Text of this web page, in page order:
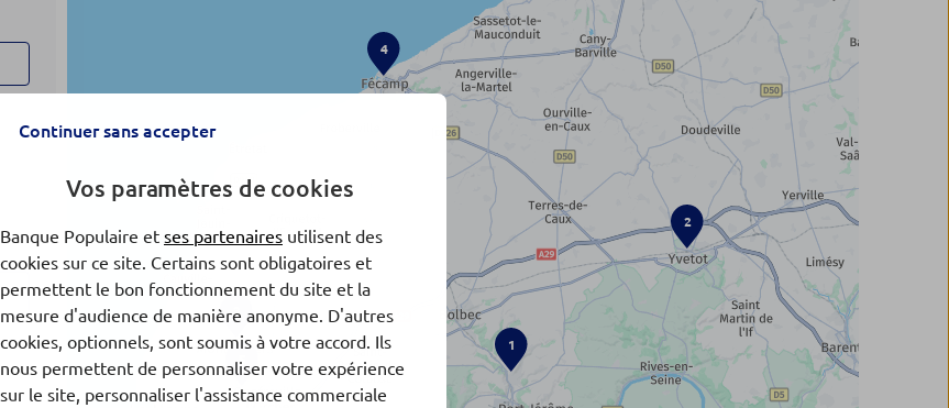
4
2
1
Continuer sans accepter
Vos paramètres de cookies
Banque Populaire et ses partenaires utilisent des
cookies sur ce site. Certains sont obligatoires et
permettent le bon fonctionnement du site et la
mesure d'audience de manière anonyme. D'autres
cookies, optionnels, sont soumis à votre accord. Ils
nous permettent de personnaliser votre expérience
sur le site, personnaliser l'assistance commerciale